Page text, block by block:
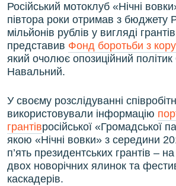
Усі сайти RFE/RL
Російський мотоклуб «Нічні
півтора роки отримав з бюджету
мільйонів рублів у вигляді
представив Фонд боротьби з
який очолює опозиційний політик
Навальний.
У своєму розслідуванні
використовували інформацію
грантівросійської «Громадської
якою «Нічні вовки» з середини
п’ять президентських грантів –
двох новорічних ялинок та
каскадерів.